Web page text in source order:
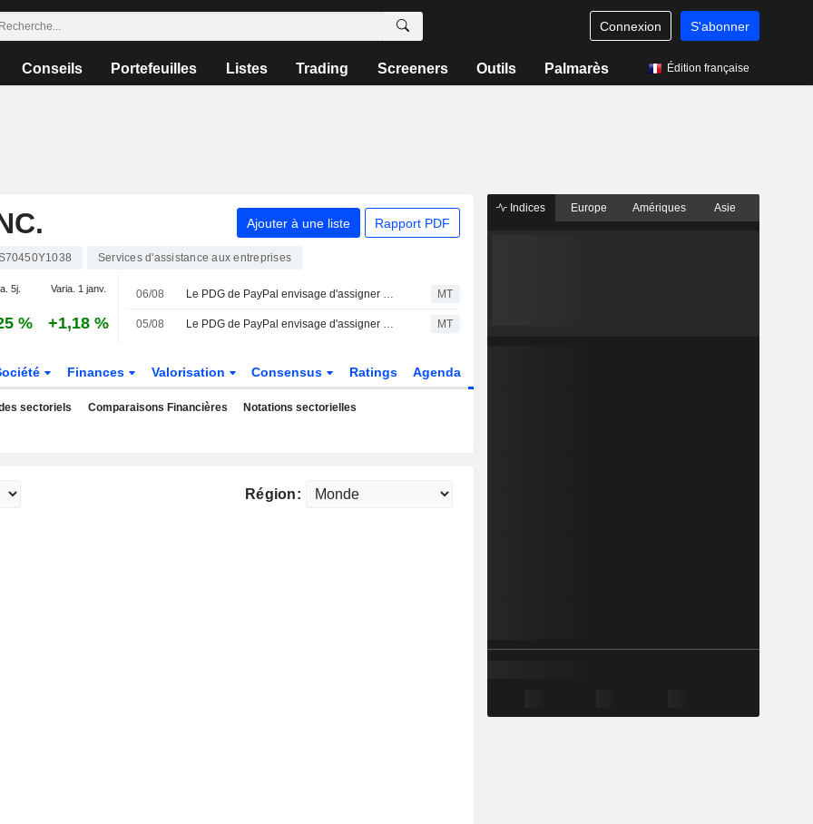
Connexion S'abonner
Conseils Portefeuilles Listes Trading Screeners Outils Palmarès Édition française
Ajouter à une liste Rapport PDF
Services d'assistance aux entreprises
5j. Varia. 1 janv.
% +1,18 %
06/08 Le PDG de PayPal envisage d'assigner des objectifs de chiffre d'affaires à ses trois divisions principales MT
05/08 Le PDG de PayPal envisage d'assigner des objectifs de chiffre d'affaires à ses trois principales divisions MT
Finances Valorisation Consensus Ratings Agenda
sectoriels Comparaisons Financières Notations sectorielles
Région:
Indices Europe Amériques Asie